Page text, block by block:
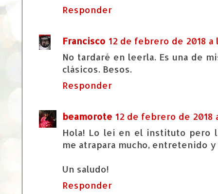
Responder
Francisco 12 de febrero de 2018 a
No tardaré en leerla. Es una de
clásicos. Besos.
Responder
beamorote 12 de febrero de 2018
Hola! Lo leí en el instituto pero
me atrapara mucho, entretenido y
Un saludo!
Responder